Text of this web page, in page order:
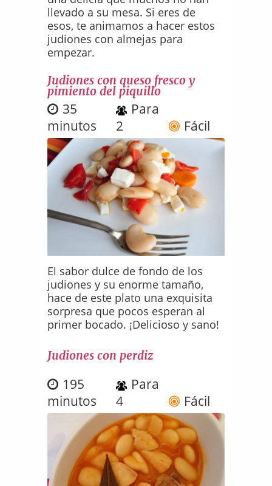
llevado a su mesa. Si eres de
esos, te animamos a hacer estos
judiones con almejas para
empezar.
Judiones con queso fresco y
pimiento del piquillo
35
minutos
Para
2
Fácil
El sabor dulce de fondo de los
judiones y su enorme tamaño,
hace de este plato una exquisita
sorpresa que pocos esperan al
primer bocado. ¡Delicioso y sano!
Judiones con perdiz
195
minutos
Para
4
Fácil